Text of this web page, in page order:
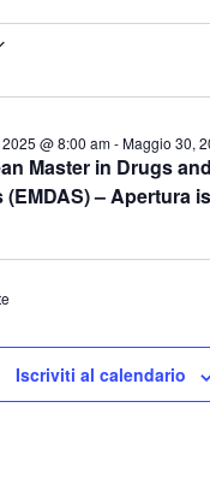
Master in Drugs
(EMDAS) – Apertura
@ 8:00 am-Maggio 30,
Iscriviti al calendario